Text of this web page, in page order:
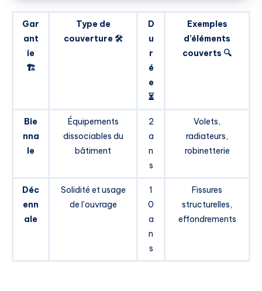
Gar
ant
ie
🏗️
Type de
couverture 🛠️
D
u
r
é
e
⏳
Exemples
d’éléments
couverts 🔍
Bie
nna
le
Équipements
dissociables du
bâtiment
2
a
n
s
Volets,
radiateurs,
robinetterie
Déc
enn
ale
Solidité et usage
de l’ouvrage
1
0
a
n
s
Fissures
structurelles,
effondrements